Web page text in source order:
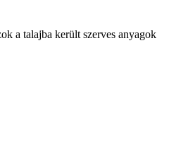
a talajba került szerves anyagok